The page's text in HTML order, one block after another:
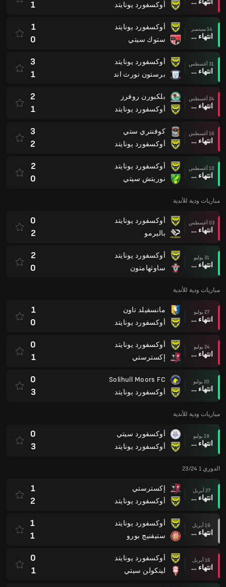
أوكسفورد يونايتد 1
14 سبتمبر
انتهاء وقت المباراة
أوكسفورد يونايتد
ستوك سيتي
1
0
31 أغسطس
انتهاء وقت المباراة
أوكسفورد يونايتد
برستون نورث اند
3
1
24 أغسطس
انتهاء وقت المباراة
بلكبورن روفرز
أوكسفورد يونايتد
2
1
16 أغسطس
انتهاء وقت المباراة
كوفنتري ستي
أوكسفورد يونايتد
3
2
10 أغسطس
انتهاء وقت المباراة
أوكسفورد يونايتد
نوريتش سيتي
2
0
مباريات ودية للأندية
03 أغسطس
انتهاء وقت المباراة
أوكسفورد يونايتد
باليرمو
0
2
31 يوليو
انتهاء وقت المباراة
أوكسفورد يونايتد
ساوثهامتون
2
0
مباريات ودية للأندية
27 يوليو
انتهاء وقت المباراة
مانسفيلد تاون
أوكسفورد يونايتد
1
0
24 يوليو
انتهاء وقت المباراة
أوكسفورد يونايتد
إكسترستي
0
1
20 يوليو
انتهاء وقت المباراة
Solihull Moors FC
أوكسفورد يونايتد
0
3
مباريات ودية للأندية
19 يوليو
انتهاء وقت المباراة
أوكسفورد سيتي
أوكسفورد يونايتد
0
3
الدوري 1 23/24
27 أبريل
انتهاء وقت المباراة
إكسترستي
أوكسفورد يونايتد
1
2
19 أبريل
انتهاء وقت المباراة
أوكسفورد يونايتد
ستيفنيج بورو
1
1
16 أبريل
انتهاء وقت المباراة
أوكسفورد يونايتد
لينكولن سيتي
0
1